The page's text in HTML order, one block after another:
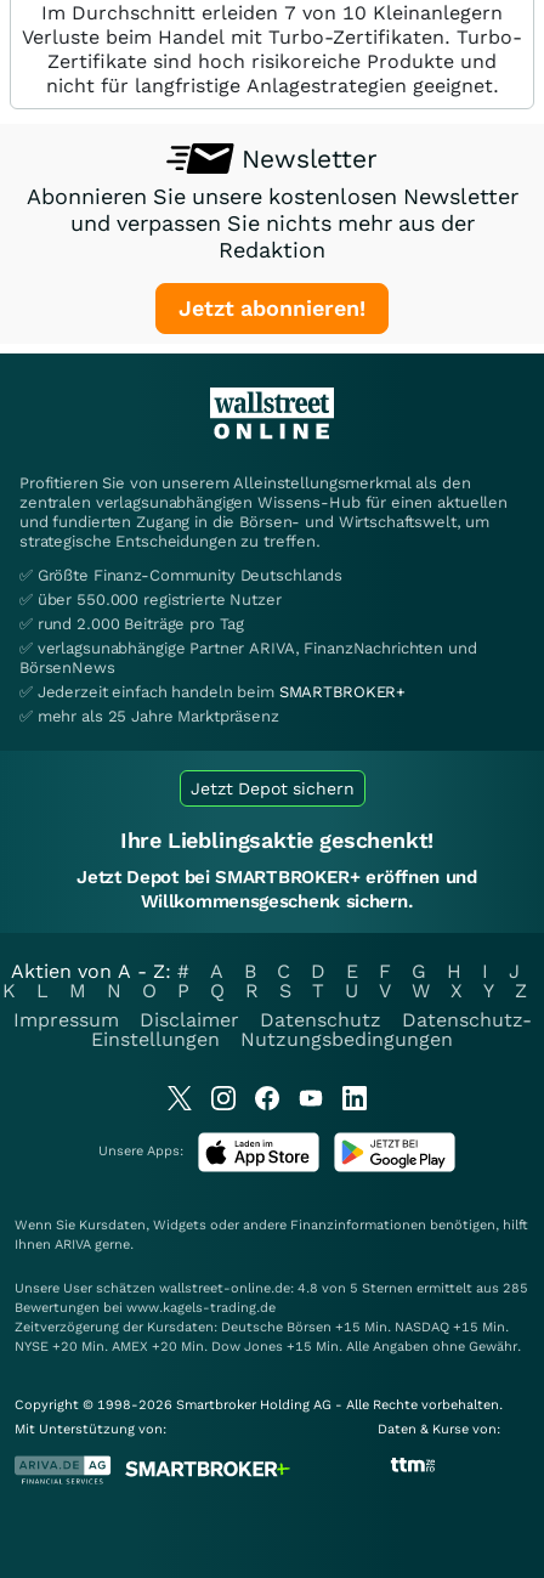
Im Durchschnitt erleiden 7 von 10 Kleinanlegern
Verluste beim Handel mit Turbo-Zertifikaten. Turbo-
Zertifikate sind hoch risikoreiche Produkte und
nicht für langfristige Anlagestrategien geeignet.
Newsletter
Abonnieren Sie unsere kostenlosen Newsletter
und verpassen Sie nichts mehr aus der
Redaktion
Jetzt abonnieren!
Profitieren Sie von unserem Alleinstellungsmerkmal als den
zentralen verlagsunabhängigen Wissens-Hub für einen aktuellen
und fundierten Zugang in die Börsen- und Wirtschaftswelt, um
strategische Entscheidungen zu treffen.
✅ Größte Finanz-Community Deutschlands
✅ über 550.000 registrierte Nutzer
✅ rund 2.000 Beiträge pro Tag
✅ verlagsunabhängige Partner ARIVA, FinanzNachrichten und
BörsenNews
✅ Jederzeit einfach handeln beim SMARTBROKER+
✅ mehr als 25 Jahre Marktpräsenz
Jetzt Depot sichern
Ihre Lieblingsaktie geschenkt!
Jetzt Depot bei SMARTBROKER+ eröffnen und
Willkommensgeschenk sichern.
Aktien von A - Z: # A B C D E F G H I
J
K
L M N O P Q R S T U V W X Y
Z
Impressum
Disclaimer Datenschutz
Datenschutz-
Einstellungen
Nutzungsbedingungen
Unsere Apps:
Wenn Sie Kursdaten, Widgets oder andere Finanzinformationen benötigen, hilft
Ihnen ARIVA gerne.
Unsere User schätzen wallstreet-online.de: 4.8 von 5 Sternen ermittelt aus 285
Bewertungen bei www.kagels-trading.de
Zeitverzögerung der Kursdaten: Deutsche Börsen +15 Min. NASDAQ +15 Min.
NYSE +20 Min. AMEX +20 Min. Dow Jones +15 Min. Alle Angaben ohne Gewähr.
Copyright © 1998-2026 Smartbroker Holding AG - Alle Rechte vorbehalten.
Mit Unterstützung von:
Daten & Kurse von: